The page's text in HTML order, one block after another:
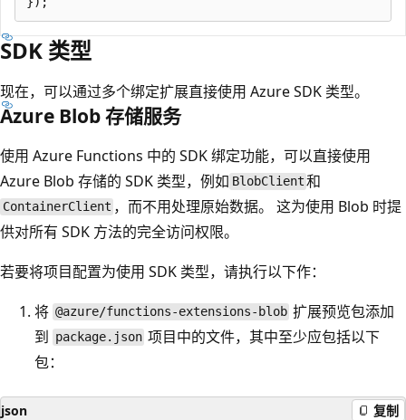
SDK 类型
现在，可以通过多个绑定扩展直接使用 Azure SDK 类型。
Azure Blob 存储服务
使用 Azure Functions 中的 SDK 绑定功能，可以直接使用
Azure Blob 存储的 SDK 类型，例如 BlobClient 和
ContainerClient ，而不用处理原始数据。 这为使用 Blob 时提
供对所有 SDK 方法的完全访问权限。
若要将项目配置为使用 SDK 类型，请执行以下作：
将 @azure/functions-extensions-blob 扩展预览包添加
到 package.json 项目中的文件，其中至少应包括以下
包：
json 复制